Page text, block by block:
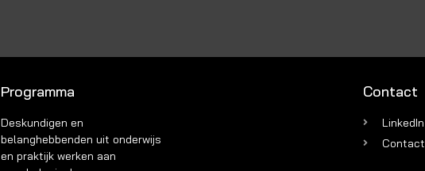
Programma
Deskundigen en
belanghebbenden uit onderwijs
en praktijk werken aan
Contact
LinkedIn
Contact